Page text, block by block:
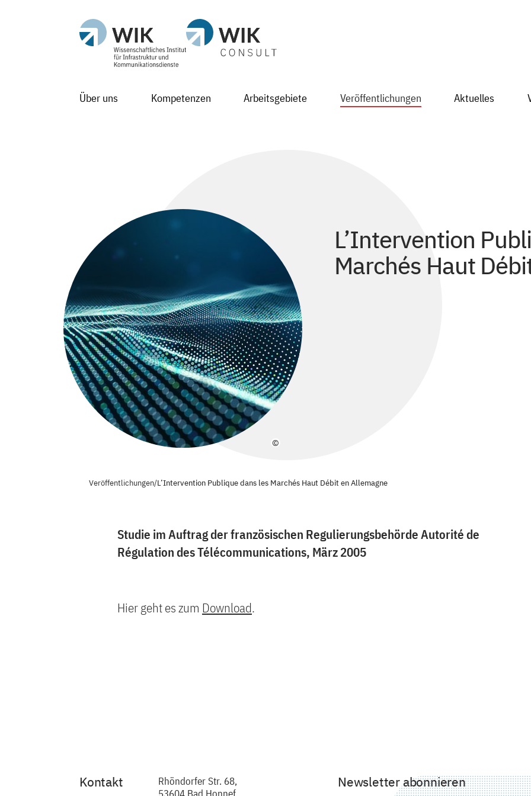
Über uns Kompetenzen Arbeitsgebiete Veröffentlichungen Aktuelles
©
L’Intervention
Marchés Haut
Veröffentlichungen/L’Intervention Publique dans les Marchés Haut Débit en Allemagne
Studie im Auftrag der französischen Regulierungsbehörde Autorité de
Régulation des Télécommunications, März 2005
Hier geht es zum Download.
Newsletter abonnieren
Kontakt
Rhöndorfer Str. 68,